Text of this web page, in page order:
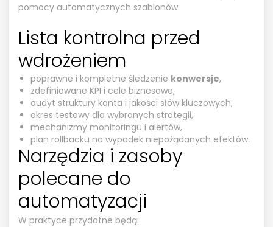
pomocy automatycznych szablonów.
Lista kontrolna przed
wdrożeniem
poprawne i kompletne śledzenie konwersje,
zdefiniowane KPI i cele biznesowe,
audyt struktury konta i jakości słów kluczowych,
okres testowy dla wybranych strategii,
mechanizmy monitoringu i alertów,
plan rollbacku na wypadek niepożądanych efektów.
Narzędzia i zasoby
polecane do
automatyzacji
W praktyce przydatne będą: